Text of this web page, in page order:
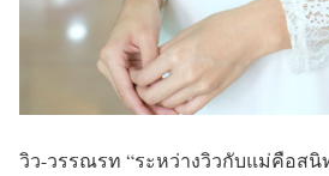
วิว-วรรณรท “ระหว่างวิวกับแม่คือส